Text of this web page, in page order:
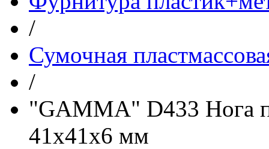
/
Сумочная
/
"GAMMA" D433 Нога
41х41х6 мм